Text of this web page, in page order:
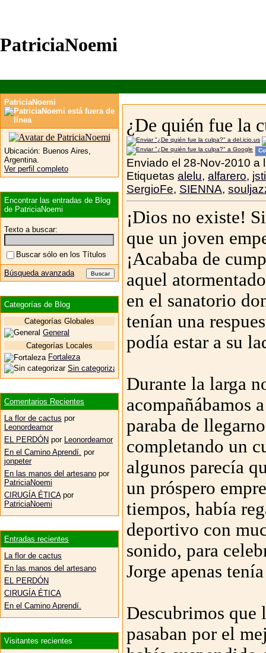
PatriciaNoemi
¿De quién fue la
Enviado el 28-Nov-2010 a
Etiquetas alelu, alfarero,
SergioFe, SIENNA,
¡Dios no existe!
que un joven
¡Acababa de
aquel
en el sanatorio
tenían una
podía estar a su
Durante la larga
acompañábamos
paraba de
completando un
algunos parecía
un próspero
tiempos, había
deportivo con
sonido, para
Jorge apenas
Descubrimos que
pasaban por el
PatriciaNoemi
Ubicación: Buenos Aires,
Argentina.
Ver perfil completo
Encontrar las entradas de Blog
de PatriciaNoemi
Texto a buscar:
Buscar sólo en los Títulos
Búsqueda avanzada
Categorías de Blog
Categorías Globales
General
Categorías Locales
Fortaleza
Sin categorizar
Comentarios Recientes
La flor de cactus por
Leonordeamor
EL PERDÓN por Leonordeamor
En el Camino Aprendí. por
jonpeter
En las manos del artesano por
PatriciaNoemi
CIRUGÍA ÉTICA por
PatriciaNoemi
Entradas recientes
La flor de cactus
En las manos del artesano
EL PERDÓN
CIRUGÍA ÉTICA
En el Camino Aprendí.
Visitantes recientes